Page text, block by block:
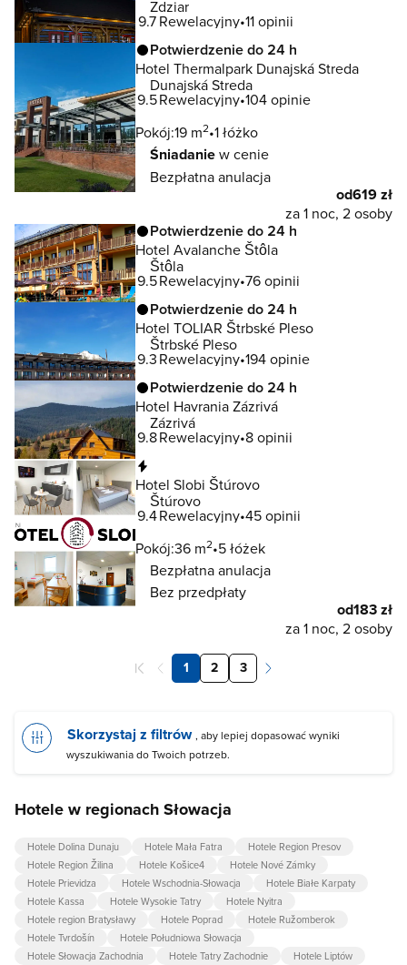
Zdziar
9.7Rewelacyjny 11 opinii
Potwierdzenie do 24 h
Hotel Thermalpark Dunajská Streda
Dunajská Streda
9.5Rewelacyjny 104 opinie
Pokój:19 m2 1 łóżko
Śniadaniew cenie
Bezpłatna anulacja
od619 zł
za 1 noc, 2 osoby
Potwierdzenie do 24 h
Hotel Avalanche Štôla
Štôla
9.5Rewelacyjny 76 opinii
Potwierdzenie do 24 h
Hotel TOLIAR Štrbské Pleso
Štrbské Pleso
9.3Rewelacyjny 194 opinie
Potwierdzenie do 24 h
Hotel Havrania Zázrivá
Zázrivá
9.8Rewelacyjny 8 opinii
Hotel Slobi Štúrovo
Štúrovo
9.4Rewelacyjny 45 opinii
Pokój:36 m2 5 łóżek
Bezpłatna anulacja
Bez przedpłaty
od183 zł
za 1 noc, 2 osoby
1 2 3
Skorzystaj z filtrów , aby lepiej dopasować wyniki
wyszukiwania do Twoich potrzeb.
Hotele w regionach Słowacja
Hotele Dolina Dunaju Hotele Mała Fatra
Hotele Region Presov
Hotele Region Žilina
Hotele Košice4
Hotele Nové Zámky
Hotele Prievidza
Hotele Wschodnia-Słowacja
Hotele Białe Karpaty
Hotele Kassa
Hotele Wysokie Tatry
Hotele Nyitra
Hotele region Bratysławy
Hotele Poprad
Hotele Ružomberok
Hotele Tvrdošín
Hotele Południowa Słowacja
Hotele Słowacja Zachodnia
Hotele Tatry Zachodnie
Hotele Liptów